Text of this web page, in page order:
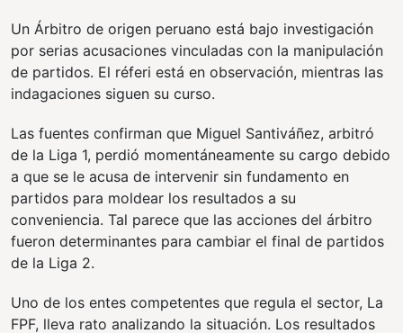
Un Árbitro de origen peruano está bajo investigación
por serias acusaciones vinculadas con la manipulación
de partidos. El réferi está en observación, mientras las
indagaciones siguen su curso.
Las fuentes confirman que Miguel Santiváñez, arbitró
de la Liga 1, perdió momentáneamente su cargo debido
a que se le acusa de intervenir sin fundamento en
partidos para moldear los resultados a su
conveniencia. Tal parece que las acciones del árbitro
fueron determinantes para cambiar el final de partidos
de la Liga 2.
Uno de los entes competentes que regula el sector, La
FPF, lleva rato analizando la situación. Los resultados